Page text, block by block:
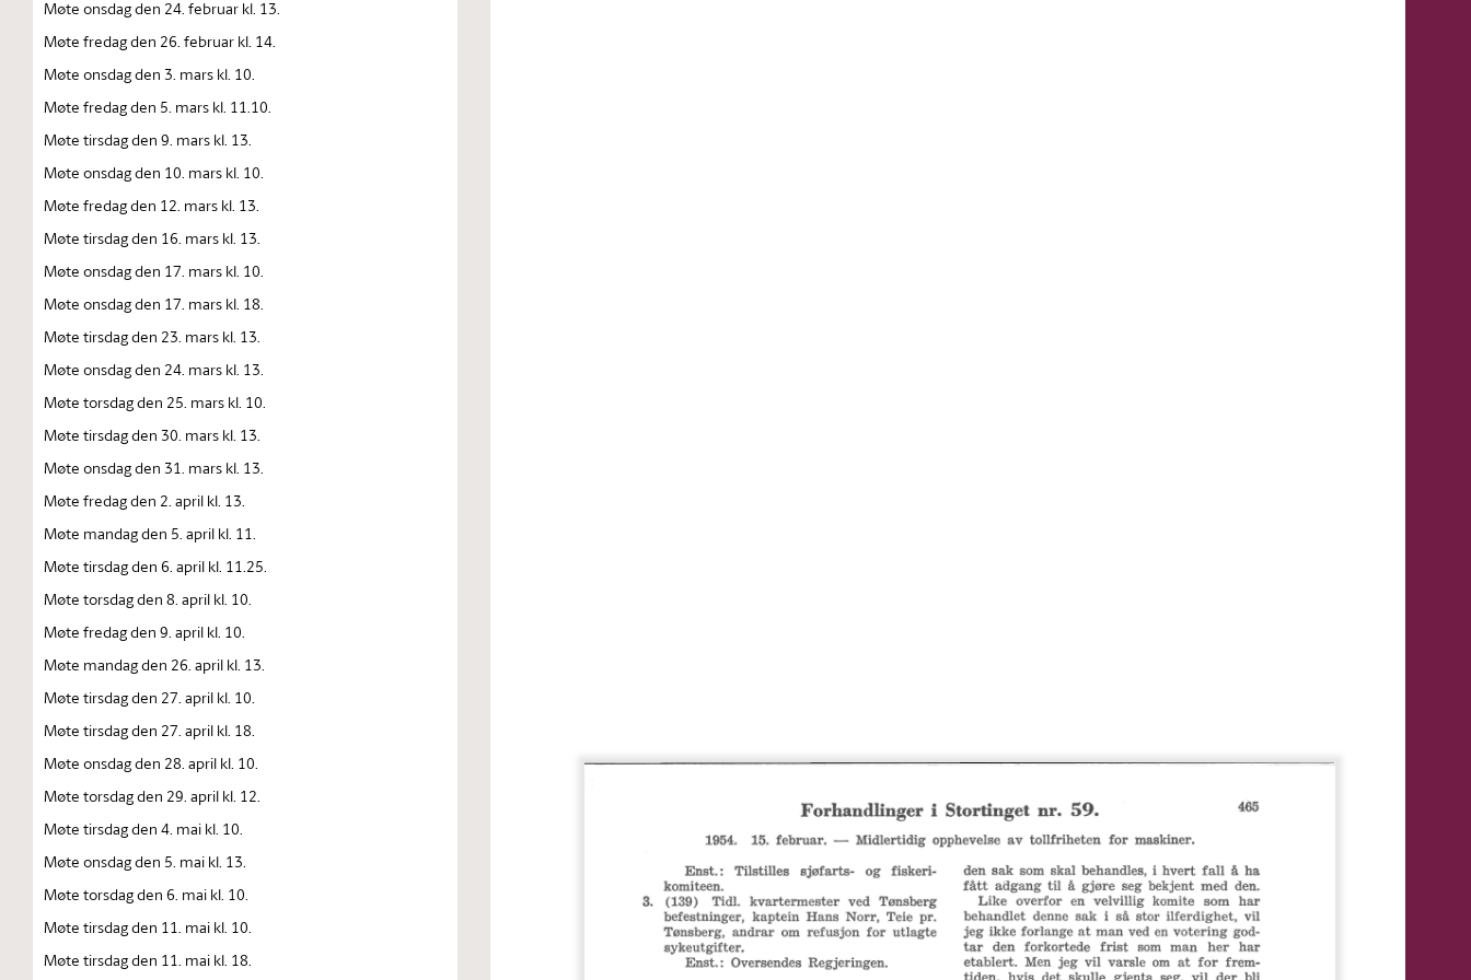
Møte onsdag den 24. februar kl. 13.
Møte fredag den 26. februar kl. 14.
Møte onsdag den 3. mars kl. 10.
Møte fredag den 5. mars kl. 11.10.
Møte tirsdag den 9. mars kl. 13.
Møte onsdag den 10. mars kl. 10.
Møte fredag den 12. mars kl. 13.
Møte tirsdag den 16. mars kl. 13.
Møte onsdag den 17. mars kl. 10.
Møte onsdag den 17. mars kl. 18.
Møte tirsdag den 23. mars kl. 13.
Møte onsdag den 24. mars kl. 13.
Møte torsdag den 25. mars kl. 10.
Møte tirsdag den 30. mars kl. 13.
Møte onsdag den 31. mars kl. 13.
Møte fredag den 2. april kl. 13.
Møte mandag den 5. april kl. 11.
Møte tirsdag den 6. april kl. 11.25.
Møte torsdag den 8. april kl. 10.
Møte fredag den 9. april kl. 10.
Møte mandag den 26. april kl. 13.
Møte tirsdag den 27. april kl. 10.
Møte tirsdag den 27. april kl. 18.
Møte onsdag den 28. april kl. 10.
Møte torsdag den 29. april kl. 12.
Møte tirsdag den 4. mai kl. 10.
Møte onsdag den 5. mai kl. 13.
Møte torsdag den 6. mai kl. 10.
Møte tirsdag den 11. mai kl. 10.
Møte tirsdag den 11. mai kl. 18.